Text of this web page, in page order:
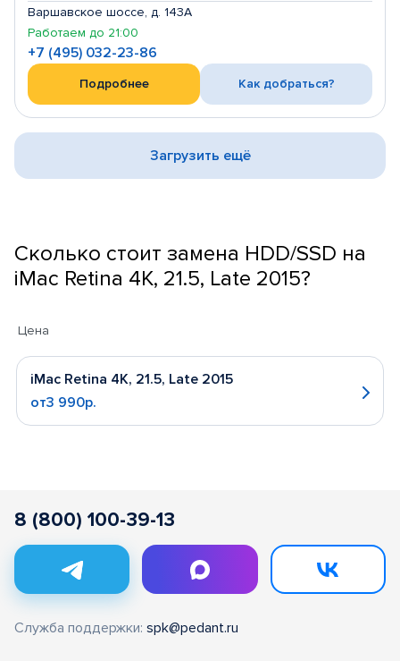
Варшавское шоссе, д. 143А
Работаем до 21:00
+7 (495) 032-23-86
Подробнее Как добраться?
Загрузить ещё
Сколько стоит замена HDD/SSD на
iMac Retina 4K, 21.5, Late 2015?
Цена
iMac Retina 4K, 21.5, Late 2015
от3 990р.
8 (800) 100-39-13
Служба поддержки: spk@pedant.ru